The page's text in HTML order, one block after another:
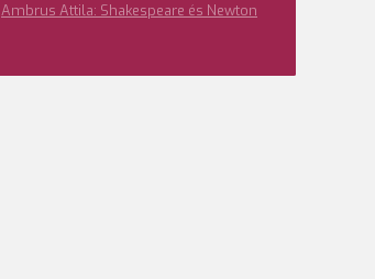
Ambrus Attila: Shakespeare és Newton